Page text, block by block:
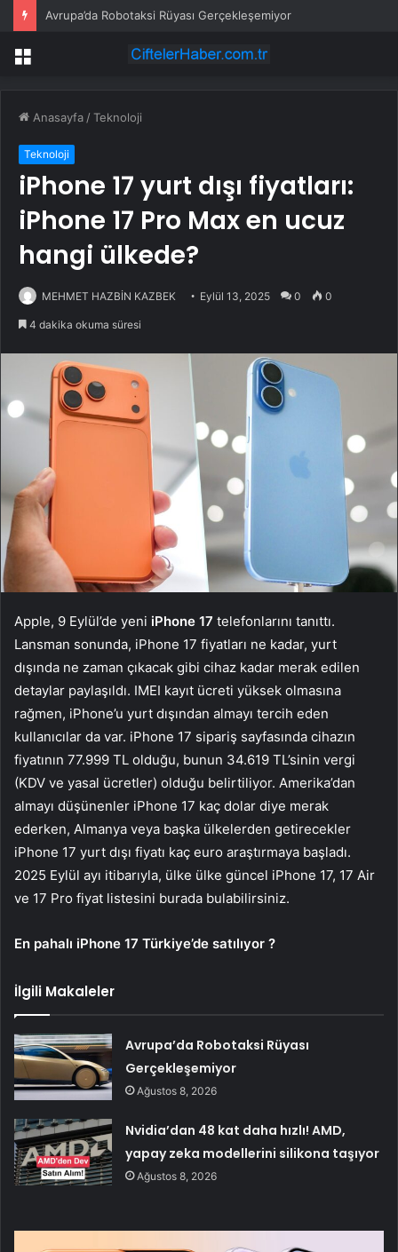
Avrupa’da Robotaksi Rüyası Gerçekleşemiyor
Menü
Anasayfa /Teknoloji
Teknoloji
iPhone 17 yurt dışı fiyatları:
iPhone 17 Pro Max en ucuz
hangi ülkede?
MEHMET HAZBİN KAZBEK Eylül 13, 2025 0 0
4 dakika okuma süresi
Apple, 9 Eylül’de yeni iPhone 17 telefonlarını tanıttı.
Lansman sonunda, iPhone 17 fiyatları ne kadar, yurt
dışında ne zaman çıkacak gibi cihaz kadar merak edilen
detaylar paylaşıldı. IMEI kayıt ücreti yüksek olmasına
rağmen, iPhone’u yurt dışından almayı tercih eden
kullanıcılar da var. iPhone 17 sipariş sayfasında cihazın
fiyatının 77.999 TL olduğu, bunun 34.619 TL’sinin vergi
(KDV ve yasal ücretler) olduğu belirtiliyor. Amerika’dan
almayı düşünenler iPhone 17 kaç dolar diye merak
ederken, Almanya veya başka ülkelerden getirecekler
iPhone 17 yurt dışı fiyatı kaç euro araştırmaya başladı.
2025 Eylül ayı itibarıyla, ülke ülke güncel iPhone 17, 17 Air
ve 17 Pro fiyat listesini burada bulabilirsiniz.
En pahalı iPhone 17 Türkiye’de satılıyor ?
İlgili Makaleler
Avrupa’da Robotaksi Rüyası
Gerçekleşemiyor
Ağustos 8, 2026
Nvidia’dan 48 kat daha hızlı! AMD,
yapay zeka modellerini silikona taşıyor
Ağustos 8, 2026